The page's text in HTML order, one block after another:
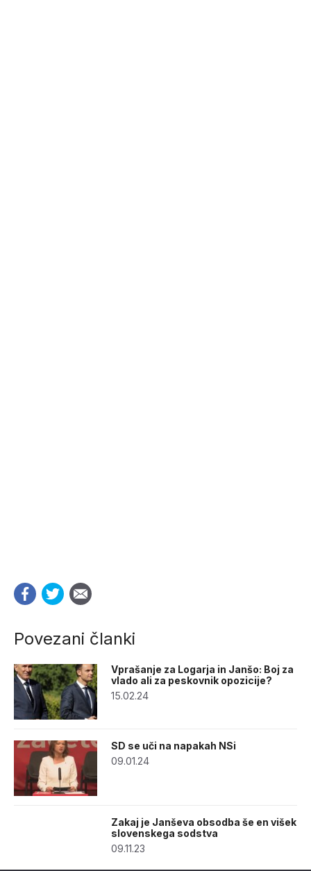
Povezani članki
Vprašanje za Logarja in Janšo: Boj za
vlado ali za peskovnik opozicije?
15.02.24
SD se uči na napakah NSi
09.01.24
Zakaj je Janševa obsodba še en višek
slovenskega sodstva
09.11.23